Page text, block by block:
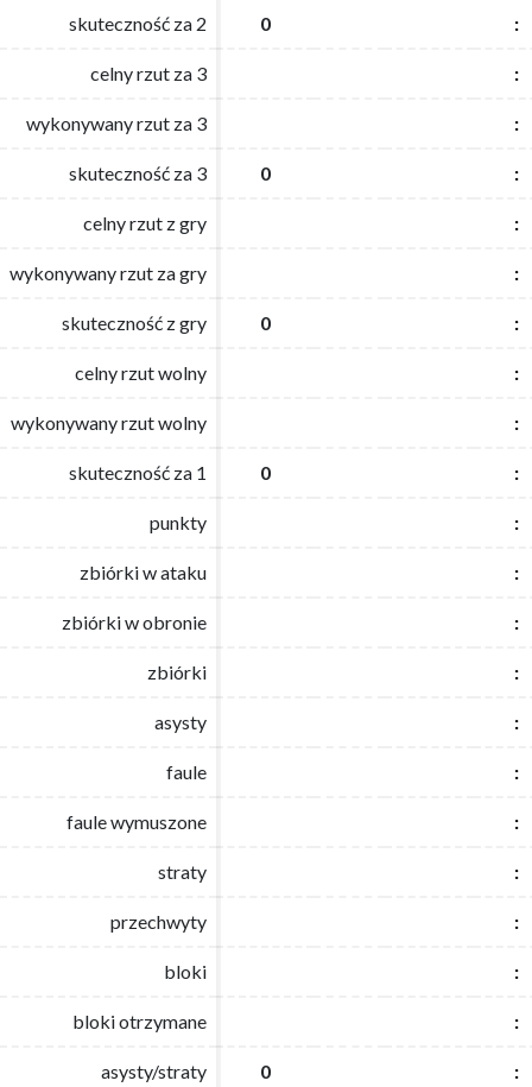
skuteczność za 2 0 :
celny rzut za 3 :
wykonywany rzut za 3 :
skuteczność za 3 0 :
celny rzut z gry :
wykonywany rzut za gry :
skuteczność z gry 0 :
celny rzut wolny :
wykonywany rzut wolny :
skuteczność za 1 0 :
punkty :
zbiórki w ataku :
zbiórki w obronie :
zbiórki :
asysty :
faule :
faule wymuszone :
straty :
przechwyty :
bloki :
bloki otrzymane :
asysty/straty 0 :
skuteczność za 2 0 :
celny rzut za 3 :
wykonywany rzut za 3 :
skuteczność za 3 0 :
celny rzut z gry :
wykonywany rzut za gry :
skuteczność z gry 0 :
celny rzut wolny :
wykonywany rzut wolny :
skuteczność za 1 0 :
punkty :
zbiórki w ataku :
zbiórki w obronie :
zbiórki :
asysty :
faule :
faule wymuszone :
straty :
przechwyty :
bloki :
bloki otrzymane :
asysty/straty 0 :